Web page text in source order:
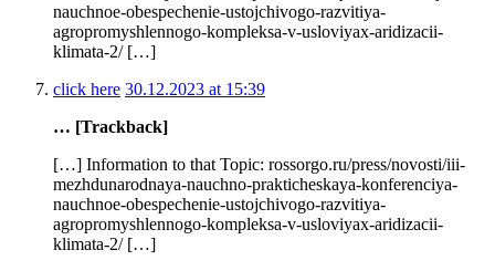
nauchnoe-obespechenie-ustojchivogo-razvitiya-
agropromyshlennogo-kompleksa-v-usloviyax-aridizacii-
klimata-2/ […]
click here 30.12.2023 at 15:39
… [Trackback]
[…] Information to that Topic: rossorgo.ru/press/novosti/iii-
mezhdunarodnaya-nauchno-prakticheskaya-konferenciya-
nauchnoe-obespechenie-ustojchivogo-razvitiya-
agropromyshlennogo-kompleksa-v-usloviyax-aridizacii-
klimata-2/ […]